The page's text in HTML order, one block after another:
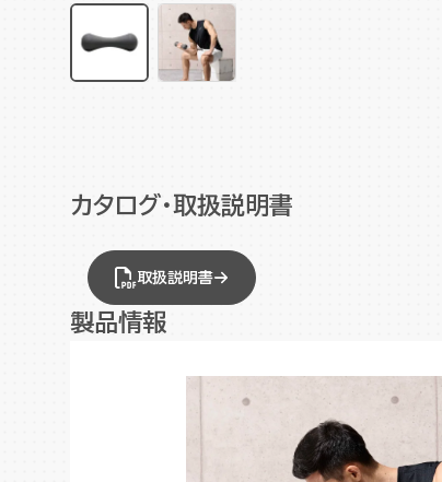
カタログ・取扱説明書
取扱説明書
製品情報